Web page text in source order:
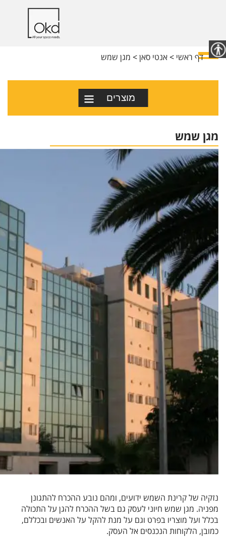
מגן שמש <אנטי סאן< דף ראשי
מגן שמש
נזקיה של קרינת השמש ידועים, ומהם נובע ההכרח להתגונן
מפניה. מגן שמש חיוני לעסק גם בשל ההכרח להגן על התכולה
בכלל ועל מוצריו בפרט וגם על מנת להקל על האנשים ובכללם,
כמובן, הלקוחות הנכנסים אל העסק.
מוצרים